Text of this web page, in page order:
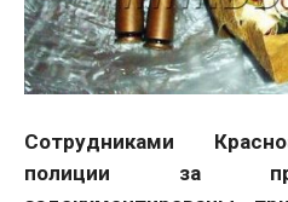
Сотрудниками
полиции за